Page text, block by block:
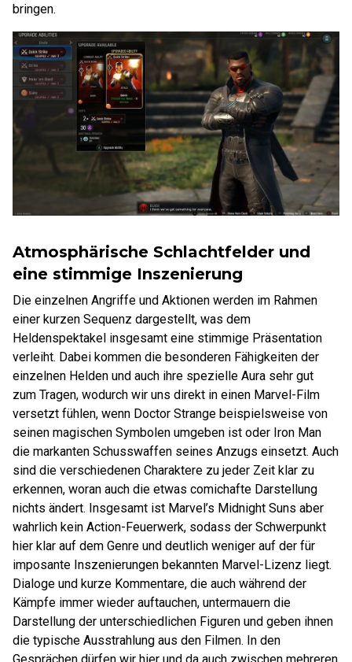
bringen.
Atmosphärische Schlachtfelder und
eine stimmige Inszenierung
Die einzelnen Angriffe und Aktionen werden im Rahmen
einer kurzen Sequenz dargestellt, was dem
Heldenspektakel insgesamt eine stimmige Präsentation
verleiht. Dabei kommen die besonderen Fähigkeiten der
einzelnen Helden und auch ihre spezielle Aura sehr gut
zum Tragen, wodurch wir uns direkt in einen Marvel-Film
versetzt fühlen, wenn Doctor Strange beispielsweise von
seinen magischen Symbolen umgeben ist oder Iron Man
die markanten Schusswaffen seines Anzugs einsetzt. Auch
sind die verschiedenen Charaktere zu jeder Zeit klar zu
erkennen, woran auch die etwas comichafte Darstellung
nichts ändert. Insgesamt ist Marvel’s Midnight Suns aber
wahrlich kein Action-Feuerwerk, sodass der Schwerpunkt
hier klar auf dem Genre und deutlich weniger auf der für
imposante Inszenierungen bekannten Marvel-Lizenz liegt.
Dialoge und kurze Kommentare, die auch während der
Kämpfe immer wieder auftauchen, untermauern die
Darstellung der unterschiedlichen Figuren und geben ihnen
die typische Ausstrahlung aus den Filmen. In den